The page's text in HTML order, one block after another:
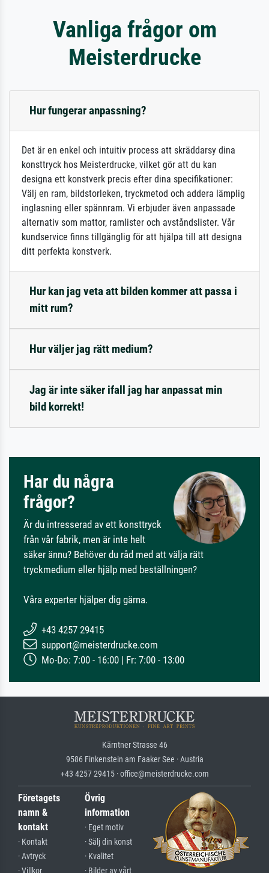
Vanliga frågor om
Meisterdrucke
Hur fungerar anpassning?
Det är en enkel och intuitiv process att skräddarsy dina
konsttryck hos Meisterdrucke, vilket gör att du kan
designa ett konstverk precis efter dina specifikationer:
Välj en ram, bildstorleken, tryckmetod och addera lämplig
inglasning eller spännram. Vi erbjuder även anpassade
alternativ som mattor, ramlister och avståndslister. Vår
kundservice finns tillgänglig för att hjälpa till att designa
ditt perfekta konstverk.
Hur kan jag veta att bilden kommer att passa i
mitt rum?
Hur väljer jag rätt medium?
Jag är inte säker ifall jag har anpassat min
bild korrekt!
Har du några
frågor?
Är du intresserad av ett konsttryck
från vår fabrik, men är inte helt
säker ännu? Behöver du råd med att välja rätt
tryckmedium eller hjälp med beställningen?
Våra experter hjälper dig gärna.
+43 4257 29415
support@meisterdrucke.com
Mo-Do: 7:00 - 16:00 | Fr: 7:00 - 13:00
Kärntner Strasse 46
9586 Finkenstein am Faaker See · Austria
+43 4257 29415 · office@meisterdrucke.com
Företagets
namn &
kontakt
· Kontakt
· Avtryck
· Villkor
Övrig
information
· Eget motiv
· Sälj din konst
· Kvalitet
· Bilder av vårt